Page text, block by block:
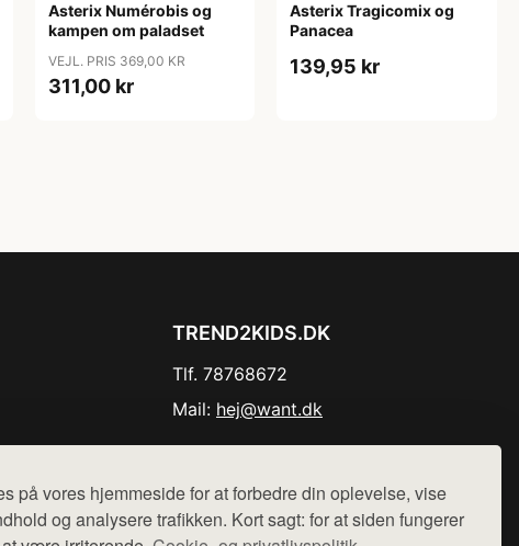
på vores hjemmeside for at forbedre din oplevelse, vise
og analysere trafikken. Kort sagt: for at siden fungerer
Asterix Numérobis og
kampen om paladset
VEJL. PRIS 369,00 KR
311,00 kr
Asterix Tragicomix og
Panacea
139,95 kr
TREND2KIDS.DK
Tlf. 78768672
Mail: hej@want.dk